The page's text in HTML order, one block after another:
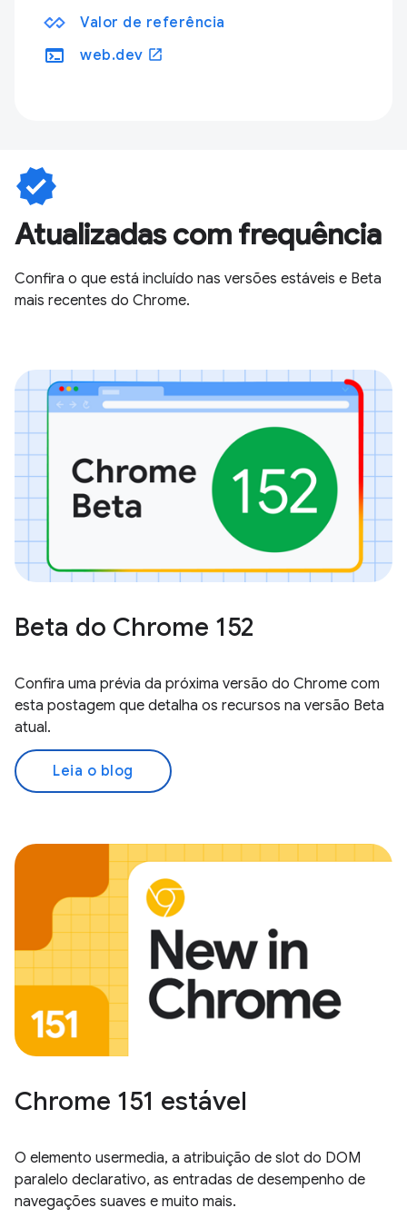
Valor de referência
terminal web.dev open_in_new
verified
Atualizadas com frequência
Confira o que está incluído nas versões estáveis e Beta
mais recentes do Chrome.
Beta do Chrome 152
Confira uma prévia da próxima versão do Chrome com
esta postagem que detalha os recursos na versão Beta
atual.
Leia o blog
Chrome 151 estável
O elemento usermedia, a atribuição de slot do DOM
paralelo declarativo, as entradas de desempenho de
navegações suaves e muito mais.